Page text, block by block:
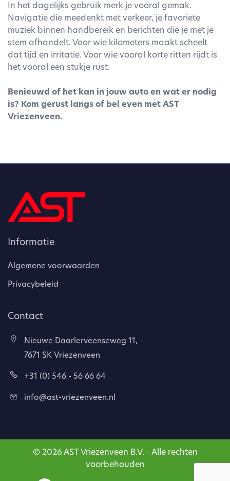
In het dagelijks gebruik merk je vooral gemak.
Navigatie die meedenkt met verkeer, je favoriete
muziek binnen handbereik en berichten die je met je
stem afhandelt. Voor wie kilometers maakt scheelt
dat tijd en irritatie. Voor wie vooral korte ritten rijdt is
het vooral een stukje rust.
Benieuwd of het kan in jouw auto en wat er nodig
is? Kom gerust langs of bel even met AST
Vriezenveen.
Informatie
Algemene voorwaarden
Privacybeleid
Contact
Nieuwe Daarlerveenseweg 11,
7671 SK Vriezenveen
+31 (0) 546 - 56 66 64
info@ast-vriezenveen.nl
© 2026 AST Vriezenveen B.V. - Alle rechten
voorbehouden